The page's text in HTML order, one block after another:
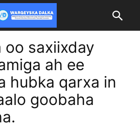
oo saxiixday
ah ee
hubka qarxa in
goobaha